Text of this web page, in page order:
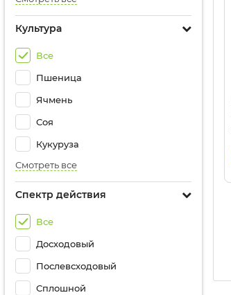
Культура
Все
Пшеница
Ячмень
Соя
Кукуруза
Смотреть все
Спектр действия
Все
Досходовый
Послевсходовый
Сплошной